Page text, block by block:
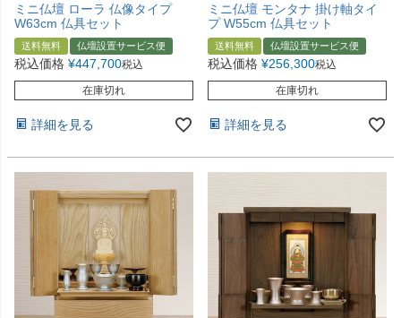
ミニ仏壇 ローラ 仏像タイプ
W63cm 仏具セット
送料無料 仏壇設置サービス便
税込価格 ¥447,700税込
在庫切れ
詳細を見る
ミニ仏壇 モンタナ 掛け軸タイ
プ W55cm 仏具セット
送料無料 仏壇設置サービス便
税込価格 ¥256,300税込
在庫切れ
詳細を見る